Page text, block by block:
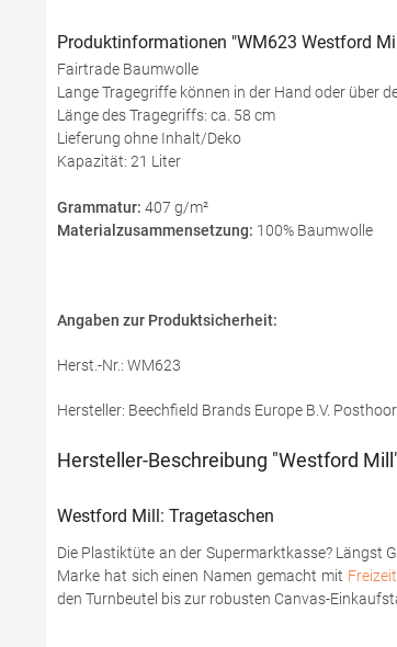
Produktinformationen "WM623 Westford
Fairtrade Baumwolle
Lange Tragegriffe können in der Hand oder über
Länge des Tragegriffs: ca. 58 cm
Lieferung ohne Inhalt/Deko
Kapazität: 21 Liter
Grammatur: 407 g/m²
Materialzusammensetzung: 100% Baumwolle
Angaben zur Produktsicherheit:
Herst.-Nr.: WM623
Hersteller: Beechfield Brands Europe B.V.
Hersteller-Beschreibung "Westford
Westford Mill: Tragetaschen
Die Plastiktüte an der Supermarktkasse? Längst
Marke hat sich einen Namen gemacht mit
den Turnbeutel bis zur robusten Canvas-